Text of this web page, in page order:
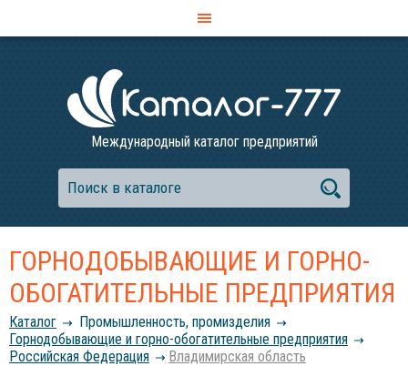
Международный каталог предприятий
ГОРНОДОБЫВАЮЩИЕ И ГОРНО-
ОБОГАТИТЕЛЬНЫЕ ПРЕДПРИЯТИЯ
Каталог
Промышленность, промизделия
Горнодобывающие и горно-обогатительные предприятия
Российcкая Федерация
Владимирская область